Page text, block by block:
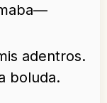
adentros.
boluda.